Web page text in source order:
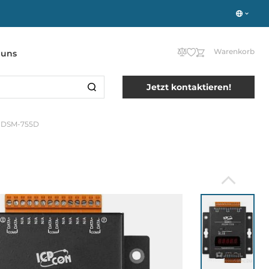
Warenkorb
Jetzt kontaktieren!
755D